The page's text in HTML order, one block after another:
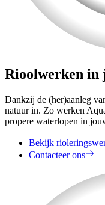
Rioolwerken in
Dankzij de (her)aanleg
natuur in. Zo werken
propere waterlopen in
Bekijk
Contacteer ons